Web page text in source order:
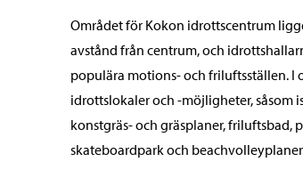
Området för Kokon idrottscentrum
avstånd från centrum, och
populära motions- och friluftsställen. I
idrottslokaler och -möjligheter, såsom
konstgräs- och gräsplaner, friluftsbad,
skateboardpark och